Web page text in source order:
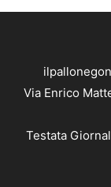
Via Enrico
Testata